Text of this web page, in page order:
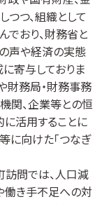
つ、組織として
でおり、財務省と
声や経済の実態
寄与しておりま
財務局・財務事務
関、企業等との恒
に活用することに
に向けた「つなぎ
訪問では、人口減
働き手不足への対